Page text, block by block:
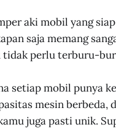
aki mobil yang
saja memang
perlu terburu-
setiap mobil punya
mesin berbeda,
juga pasti unik.